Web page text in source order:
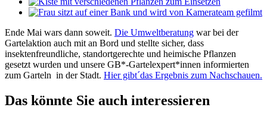
Ende Mai wars dann soweit. Die Umweltberatung war bei der
Gartelaktion auch mit an Bord und stellte sicher, dass
insektenfreundliche, standortgerechte und heimische Pflanzen
gesetzt wurden und unsere GB*-Gartelexpert*innen informierten
zum Garteln in der Stadt. Hier gibt´das Ergebnis zum Nachschauen.
Das könnte Sie auch interessieren